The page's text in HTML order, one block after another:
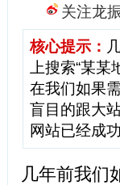
关注龙
核心提示：
上搜索“某
在我们如果
盲目的跟大
网站已经成
几年前我们